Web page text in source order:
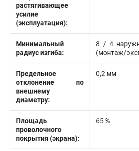
растягивающее
усилие
(эксплуатация):
Минимальный
радиус изгиба:
8 / 4
(монтаж/
Предельное
отклонение по
внешнему
диаметру:
0,2 мм
Площадь
проволочного
покрытия (экрана):
65 %